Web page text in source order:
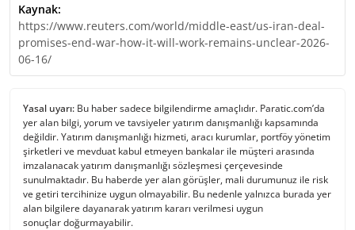
Kaynak:
https://www.reuters.com/world/middle-east/us-iran-deal-
promises-end-war-how-it-will-work-remains-unclear-2026-
06-16/
Yasal uyarı: Bu haber sadece bilgilendirme amaçlıdır. Paratic.com’da
yer alan bilgi, yorum ve tavsiyeler yatırım danışmanlığı kapsamında
değildir. Yatırım danışmanlığı hizmeti, aracı kurumlar, portföy yönetim
şirketleri ve mevduat kabul etmeyen bankalar ile müşteri arasında
imzalanacak yatırım danışmanlığı sözleşmesi çerçevesinde
sunulmaktadır. Bu haberde yer alan görüşler, mali durumunuz ile risk
ve getiri tercihinize uygun olmayabilir. Bu nedenle yalnızca burada yer
alan bilgilere dayanarak yatırım kararı verilmesi uygun
sonuçlar doğurmayabilir.